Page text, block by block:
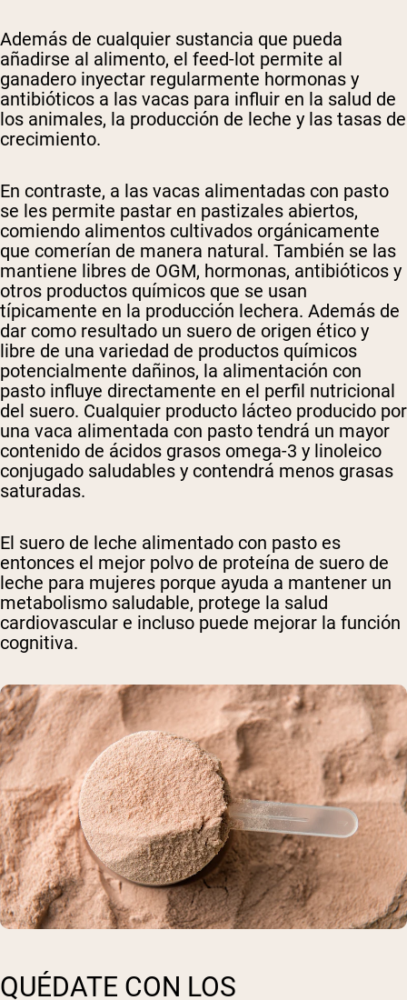
Además de cualquier sustancia que pueda
añadirse al alimento, el feed-lot permite al
ganadero inyectar regularmente hormonas y
antibióticos a las vacas para influir en la salud de
los animales, la producción de leche y las tasas de
crecimiento.
En contraste, a las vacas alimentadas con pasto
se les permite pastar en pastizales abiertos,
comiendo alimentos cultivados orgánicamente
que comerían de manera natural. También se las
mantiene libres de OGM, hormonas, antibióticos y
otros productos químicos que se usan
típicamente en la producción lechera. Además de
dar como resultado un suero de origen ético y
libre de una variedad de productos químicos
potencialmente dañinos, la alimentación con
pasto influye directamente en el perfil nutricional
del suero. Cualquier producto lácteo producido por
una vaca alimentada con pasto tendrá un mayor
contenido de ácidos grasos omega-3 y linoleico
conjugado saludables y contendrá menos grasas
saturadas.
El suero de leche alimentado con pasto es
entonces el mejor polvo de proteína de suero de
leche para mujeres porque ayuda a mantener un
metabolismo saludable, protege la salud
cardiovascular e incluso puede mejorar la función
cognitiva.
QUÉDATE CON LOS
Shipping Country: Language:
Comprar Ahora